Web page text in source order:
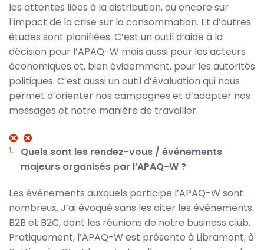
les attentes liées à la distribution, ou encore sur
l’impact de la crise sur la consommation. Et d’autres
études sont planifiées. C’est un outil d’aide à la
décision pour l’APAQ-W mais aussi pour les acteurs
économiques et, bien évidemment, pour les autorités
politiques. C’est aussi un outil d’évaluation qui nous
permet d’orienter nos campagnes et d’adapter nos
messages et notre manière de travailler.
Quels sont les rendez-vous / événements
majeurs organisés par l’APAQ-W ?
Les événements auxquels participe l’APAQ-W sont
nombreux. J’ai évoqué sans les citer les événements
B2B et B2C, dont les réunions de notre business club.
Pratiquement, l’APAQ-W est présente à Libramont, à